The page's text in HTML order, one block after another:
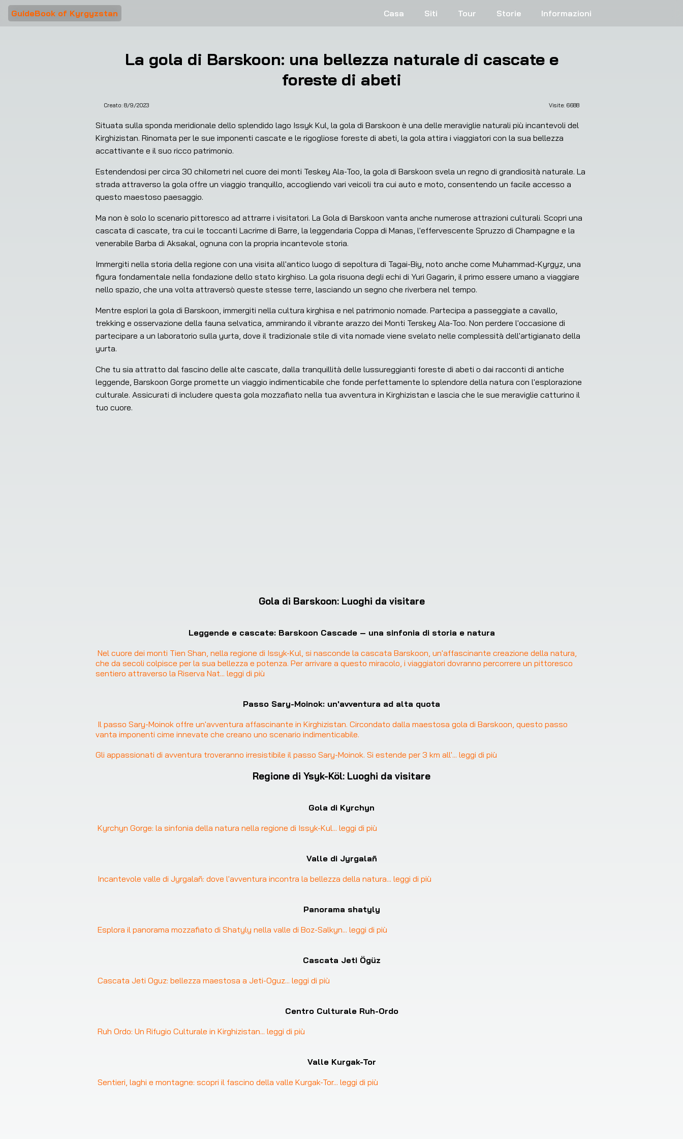
GuideBook of Kyrgyzstan Casa Siti Tour Storie Informazioni
La gola di Barskoon: una bellezza naturale di cascate e
foreste di abeti
Creato: 8/9/2023 Visite: 6688
Situata sulla sponda meridionale dello splendido lago Issyk Kul, la gola di Barskoon è una delle meraviglie naturali più incantevoli del
Kirghizistan. Rinomata per le sue imponenti cascate e le rigogliose foreste di abeti, la gola attira i viaggiatori con la sua bellezza
accattivante e il suo ricco patrimonio.
Estendendosi per circa 30 chilometri nel cuore dei monti Teskey Ala-Too, la gola di Barskoon svela un regno di grandiosità naturale. La
strada attraverso la gola offre un viaggio tranquillo, accogliendo vari veicoli tra cui auto e moto, consentendo un facile accesso a
questo maestoso paesaggio.
Ma non è solo lo scenario pittoresco ad attrarre i visitatori. La Gola di Barskoon vanta anche numerose attrazioni culturali. Scopri una
cascata di cascate, tra cui le toccanti Lacrime di Barre, la leggendaria Coppa di Manas, l'effervescente Spruzzo di Champagne e la
venerabile Barba di Aksakal, ognuna con la propria incantevole storia.
Immergiti nella storia della regione con una visita all'antico luogo di sepoltura di Tagai-Biy, noto anche come Muhammad-Kyrgyz, una
figura fondamentale nella fondazione dello stato kirghiso. La gola risuona degli echi di Yuri Gagarin, il primo essere umano a viaggiare
nello spazio, che una volta attraversò queste stesse terre, lasciando un segno che riverbera nel tempo.
Mentre esplori la gola di Barskoon, immergiti nella cultura kirghisa e nel patrimonio nomade. Partecipa a passeggiate a cavallo,
trekking e osservazione della fauna selvatica, ammirando il vibrante arazzo dei Monti Terskey Ala-Too. Non perdere l'occasione di
partecipare a un laboratorio sulla yurta, dove il tradizionale stile di vita nomade viene svelato nelle complessità dell'artigianato della
yurta.
Che tu sia attratto dal fascino delle alte cascate, dalla tranquillità delle lussureggianti foreste di abeti o dai racconti di antiche
leggende, Barskoon Gorge promette un viaggio indimenticabile che fonde perfettamente lo splendore della natura con l'esplorazione
culturale. Assicurati di includere questa gola mozzafiato nella tua avventura in Kirghizistan e lascia che le sue meraviglie catturino il
tuo cuore.
Gola di Barskoon: Luoghi da visitare
Leggende e cascate: Barskoon Cascade – una sinfonia di storia e natura
Nel cuore dei monti Tien Shan, nella regione di Issyk-Kul, si nasconde la cascata Barskoon, un'affascinante creazione della natura,
che da secoli colpisce per la sua bellezza e potenza. Per arrivare a questo miracolo, i viaggiatori dovranno percorrere un pittoresco
sentiero attraverso la Riserva Nat... leggi di più
Passo Sary-Moinok: un'avventura ad alta quota
Il passo Sary-Moinok offre un'avventura affascinante in Kirghizistan. Circondato dalla maestosa gola di Barskoon, questo passo
vanta imponenti cime innevate che creano uno scenario indimenticabile.
Gli appassionati di avventura troveranno irresistibile il passo Sary-Moinok. Si estende per 3 km all'... leggi di più
Regione di Ysyk-Köl: Luoghi da visitare
Gola di Kyrchyn
Kyrchyn Gorge: la sinfonia della natura nella regione di Issyk-Kul... leggi di più
Valle di Jyrgalañ
Incantevole valle di Jyrgalañ: dove l'avventura incontra la bellezza della natura... leggi di più
Panorama shatyly
Esplora il panorama mozzafiato di Shatyly nella valle di Boz-Salkyn... leggi di più
Cascata Jeti Ögüz
Cascata Jeti Oguz: bellezza maestosa a Jeti-Oguz... leggi di più
Centro Culturale Ruh-Ordo
Ruh Ordo: Un Rifugio Culturale in Kirghizistan... leggi di più
Valle Kurgak-Tor
Sentieri, laghi e montagne: scopri il fascino della valle Kurgak-Tor... leggi di più